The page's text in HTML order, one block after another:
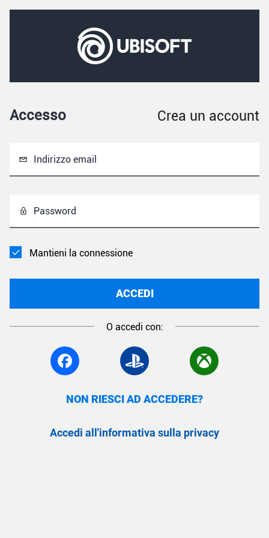
Accesso Crea un account
Indirizzo email
Password
Mantieni la connessione
ACCEDI
O accedi con:
NON RIESCI AD ACCEDERE?
Accedi all'informativa sulla privacy